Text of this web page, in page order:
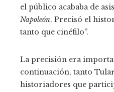
el público acababa de
Napoleón. Precisó el
tanto que cinéfilo”.
La precisión era
continuación, tanto
historiadores que